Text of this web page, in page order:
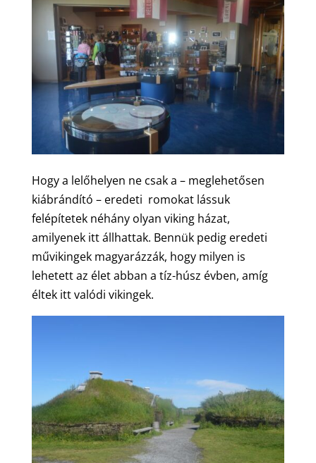
Hogy a lelőhelyen ne csak a – meglehetősen
kiábrándító – eredeti romokat lássuk
felépítetek néhány olyan viking házat,
amilyenek itt állhattak. Bennük pedig eredeti
művikingek magyarázzák, hogy milyen is
lehetett az élet abban a tíz-húsz évben, amíg
éltek itt valódi vikingek.